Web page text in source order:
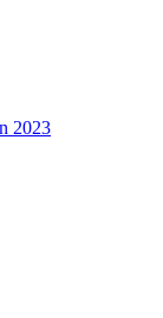
2023